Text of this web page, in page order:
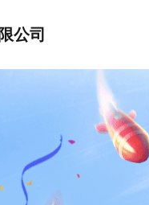
公司